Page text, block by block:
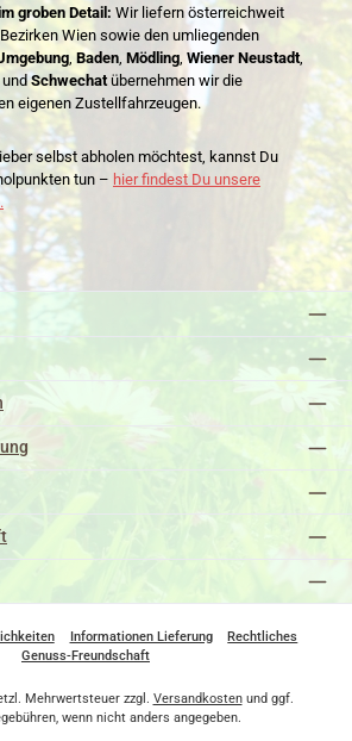
groben Detail: Wir liefern österreichweit
Wien sowie den umliegenden
, Baden, Mödling, Wiener Neustadt,
undSchwechatübernehmen wir die
eigenen Zustellfahrzeugen.
selbst abholen möchtest, kannst Du
tun – hier findest Du unsere
Informationen Lieferung
Rechtliches
Genuss-Freundschaft
Mehrwertsteuer zzgl. Versandkostenund ggf.
wenn nicht anders angegeben.